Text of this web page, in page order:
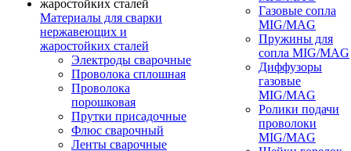
Материалы для сварки
нержавеющих и
жаростойких сталей
Электроды сварочные
Проволока сплошная
Проволока
порошковая
Прутки присадочные
Флюс сварочный
Ленты сварочные
Газовые сопла
MIG/MAG
Пружины для
сопла MIG/MAG
Диффузоры
газовые
MIG/MAG
Ролики подачи
проволоки
MIG/MAG